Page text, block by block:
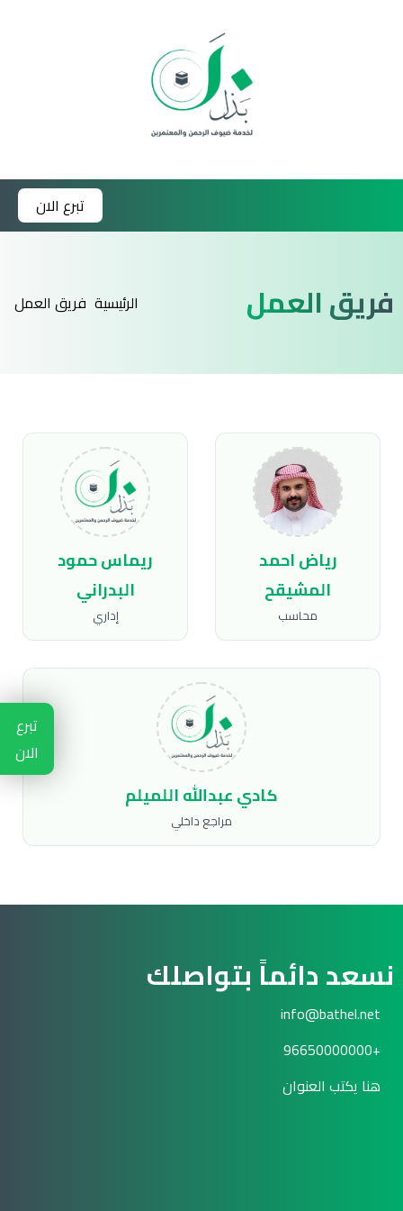
تبرع الان
تبرع
الان
فريق العمل الرئيسية فريق العمل
رياض احمد
المشيقح
محاسب
ريماس حمود
البدراني
إداري
كادي عبدالله اللميلم
مراجع داخلي
نسعد دائماً بتواصلك
info@bathel.net
+96650000000
هنا يكتب العنوان